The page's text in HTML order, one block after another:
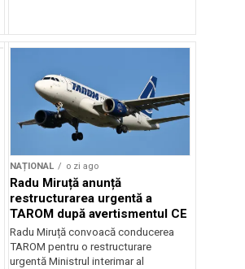
NAȚIONAL o zi ago
Radu Miruță anunță
restructurarea urgentă a
TAROM după avertismentul CE
Radu Miruță convoacă conducerea
TAROM pentru o restructurare
urgentă Ministrul interimar al